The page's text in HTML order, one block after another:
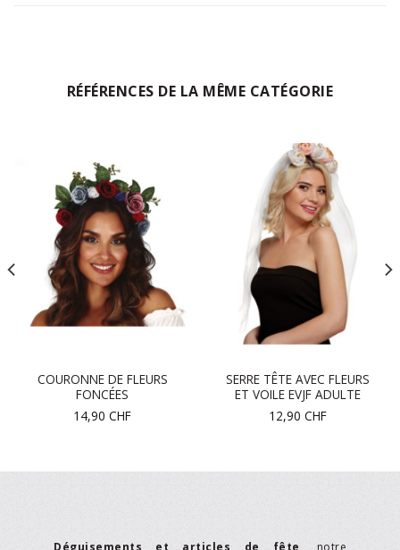
RÉFÉRENCES DE LA MÊME CATÉGORIE
COURONNE DE FLEURS
FONCÉES
14,90 CHF
SERRE TÊTE AVEC FLEURS
ET VOILE EVJF ADULTE
12,90 CHF
Déguisements et articles de fête , notre